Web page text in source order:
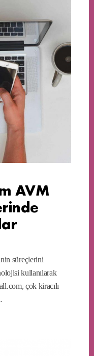
AVM
süreçlerini
kullanılarak
çok kiracılı